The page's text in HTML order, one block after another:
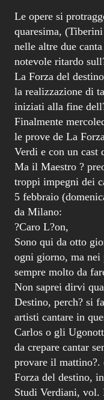
Le opere si
quaresima,
nelle altre due
notevole ritardo
La Forza del
la realizzazione di
iniziati alla fine
Finalmente
le prove de La
Verdi e con un cast
Ma il Maestro ?
troppi impegni dei
5 febbraio
da Milano:
?Caro L?on,
Sono qui da otto
ogni giorno, ma
sempre molto da
Non saprei dirvi
Destino, perch? si
artisti cantare in
Carlos o gli
da crepare cantar
provare il
Forza del destino,
Studi Verdiani,